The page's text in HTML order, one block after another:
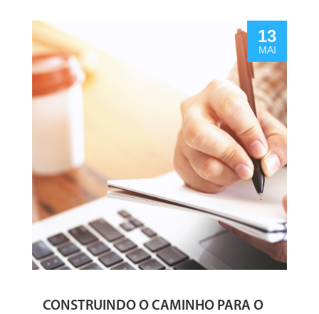
13
MAI
CONSTRUINDO O CAMINHO PARA O